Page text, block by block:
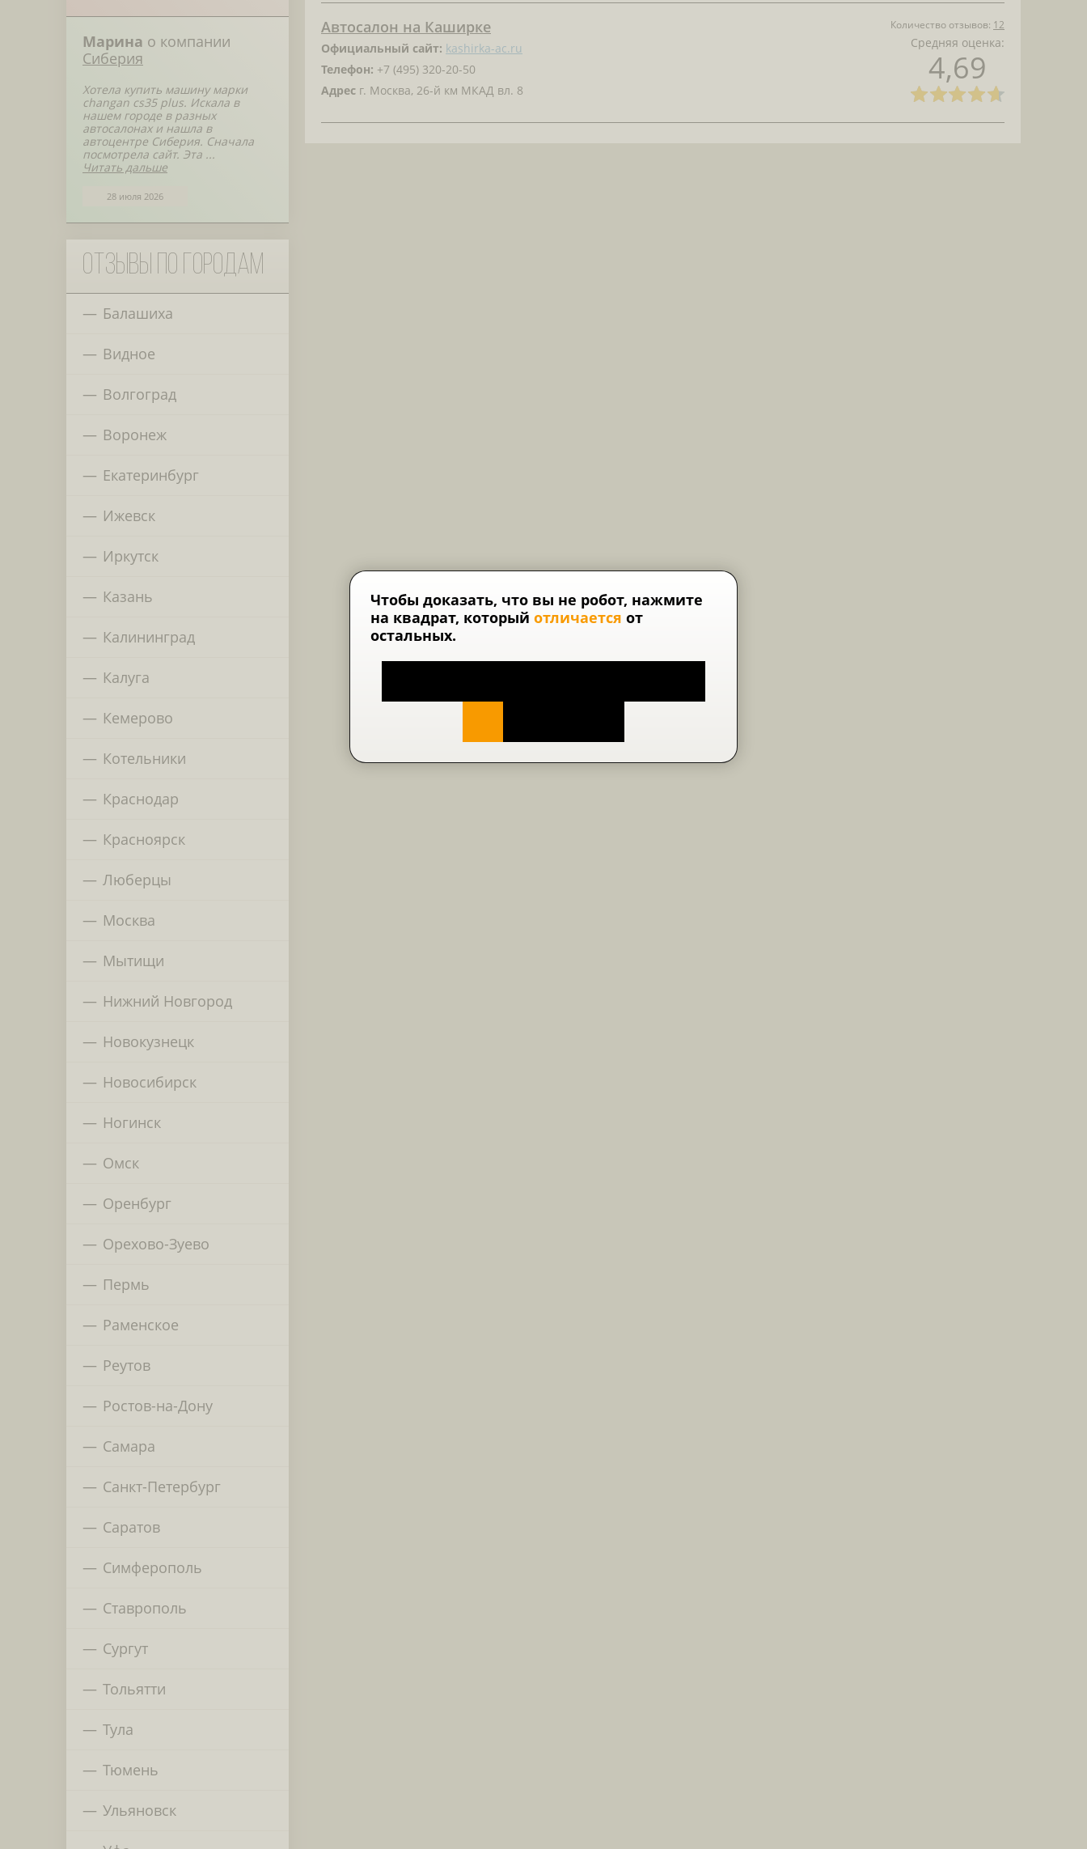
Марина о компании
Сиберия
Хотела купить машину марки
changan cs35 plus. Искала в
нашем городе в разных
автосалонах и нашла в
автоцентре Сиберия. Сначала
посмотрела сайт. Эта ...
Читать дальше
28 июля 2026
Отзывы по городам
Балашиха
Видное
Волгоград
Воронеж
Екатеринбург
Ижевск
Иркутск
Казань
Калининград
Калуга
Кемерово
Котельники
Краснодар
Красноярск
Люберцы
Москва
Мытищи
Нижний Новгород
Новокузнецк
Новосибирск
Ногинск
Омск
Оренбург
Орехово-Зуево
Пермь
Раменское
Реутов
Ростов-на-Дону
Самара
Санкт-Петербург
Саратов
Симферополь
Ставрополь
Сургут
Тольятти
Тула
Тюмень
Ульяновск
Количество отзывов: 12
Средняя оценка:
4,69
Автосалон на Каширке
Официальный сайт: kashirka-ac.ru
Телефон: +7 (495) 320-20-50
Адрес г. Москва, 26-й км МКАД вл. 8
Чтобы доказать, что вы не робот, нажмите
на квадрат, который отличается от
остальных.